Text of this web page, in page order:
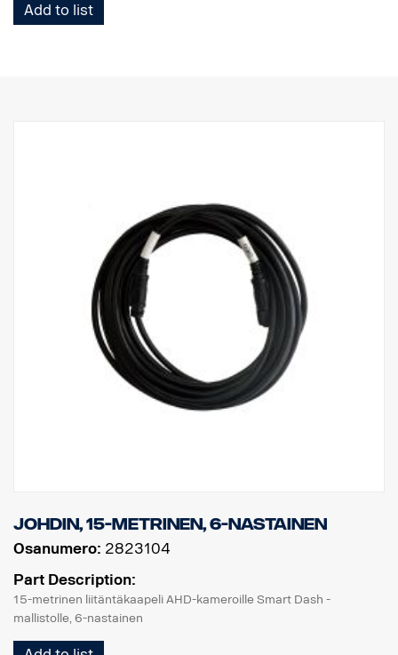
Add to list
johdin, 15-metrinen, 6-nastainen
Osanumero: 2823104
Part Description:
15-metrinen liitäntäkaapeli AHD-kameroille Smart Dash -
mallistolle, 6-nastainen